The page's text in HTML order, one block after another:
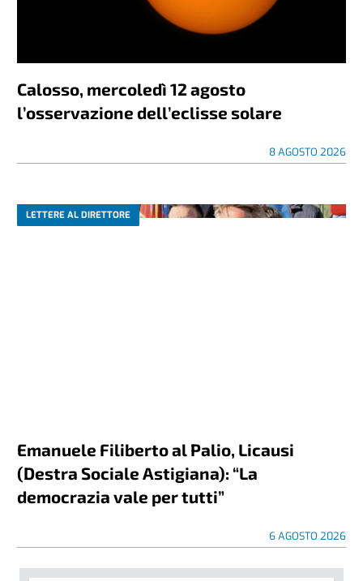
Calosso, mercoledì 12 agosto
l’osservazione dell’eclisse solare
8 AGOSTO 2026
LETTERE AL DIRETTORE
Emanuele Filiberto al Palio, Licausi
(Destra Sociale Astigiana): “La
democrazia vale per tutti”
6 AGOSTO 2026